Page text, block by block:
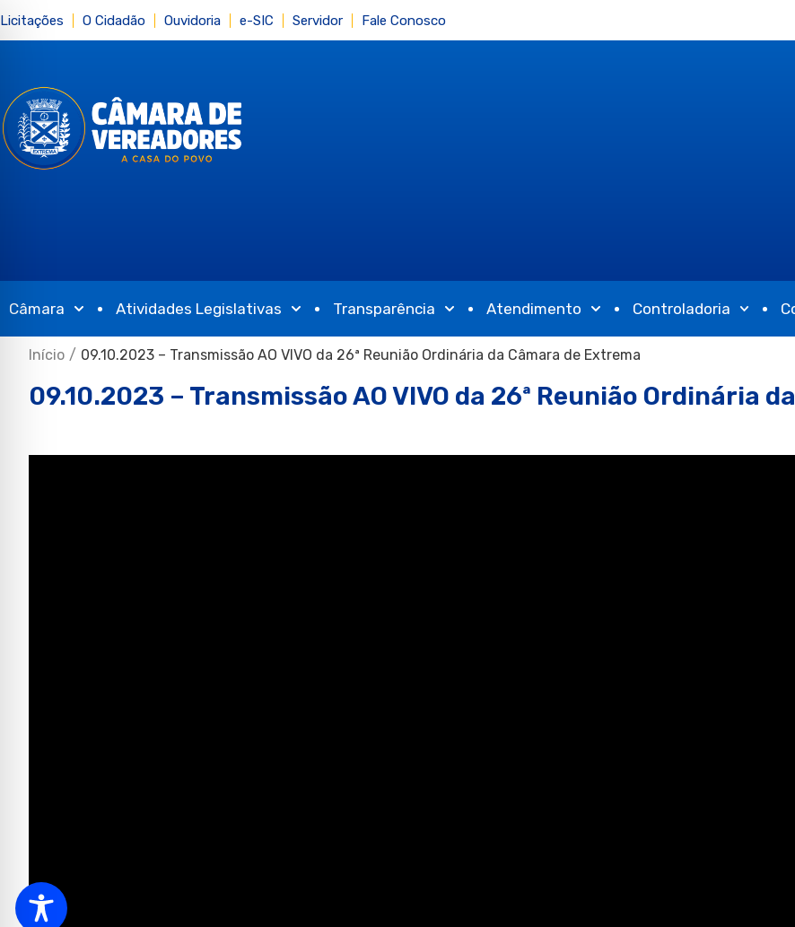
Licitações O Cidadão Ouvidoria e-SIC Servidor Fale Conosco
Câmara Atividades Legislativas Transparência Atendimento Controladoria
Início / 09.10.2023 – Transmissão AO VIVO da 26ª Reunião Ordinária da Câmara de Extrema
09.10.2023 – Transmissão AO VIVO da 26ª Reunião Ordinária